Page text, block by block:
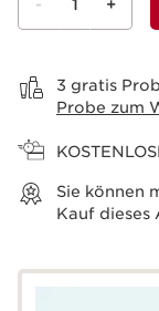
- 1 +
3 gratis
Probe zum
Sie können
Kauf dieses